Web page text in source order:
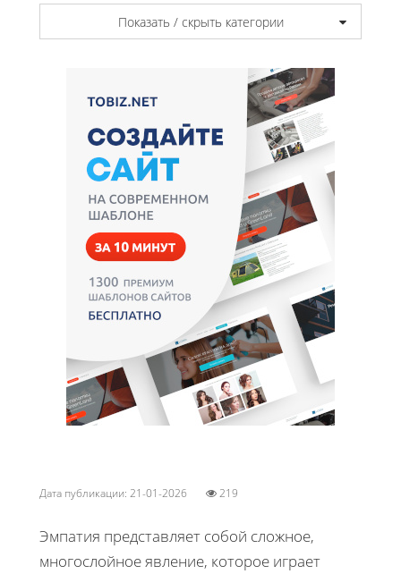
Показать / скрыть категории
Дата публикации: 21-01-2026 219
Эмпатия представляет собой сложное,
многослойное явление, которое играет